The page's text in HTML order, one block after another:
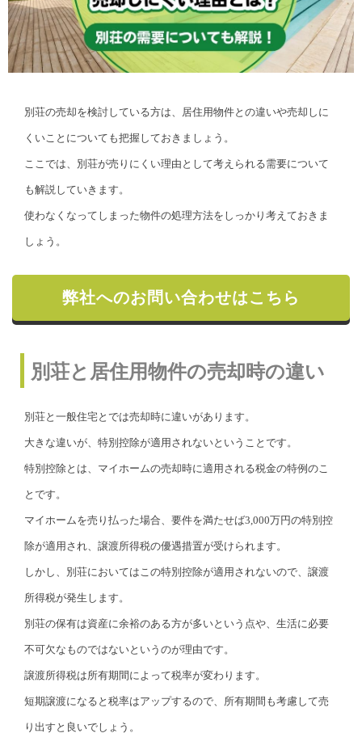
別荘の売却を検討している方は、居住用物件との違いや売却しに
くいことについても把握しておきましょう。
ここでは、別荘が売りにくい理由として考えられる需要について
も解説していきます。
使わなくなってしまった物件の処理方法をしっかり考えておきま
しょう。
弊社へのお問い合わせはこちら
別荘と居住用物件の売却時の違い
別荘と一般住宅とでは売却時に違いがあります。
大きな違いが、特別控除が適用されないということです。
特別控除とは、マイホームの売却時に適用される税金の特例のこ
とです。
マイホームを売り払った場合、要件を満たせば3,000万円の特別控
除が適用され、譲渡所得税の優遇措置が受けられます。
しかし、別荘においてはこの特別控除が適用されないので、譲渡
所得税が発生します。
別荘の保有は資産に余裕のある方が多いという点や、生活に必要
不可欠なものではないというのが理由です。
譲渡所得税は所有期間によって税率が変わります。
短期譲渡になると税率はアップするので、所有期間も考慮して売
り出すと良いでしょう。